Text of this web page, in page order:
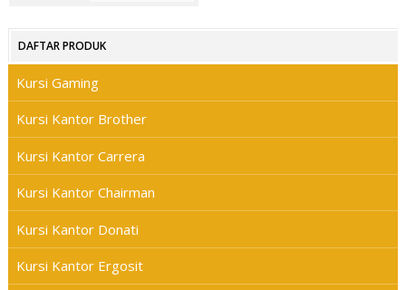
DAFTAR PRODUK
Kursi Gaming
Kursi Kantor Brother
Kursi Kantor Carrera
Kursi Kantor Chairman
Kursi Kantor Donati
Kursi Kantor Ergosit